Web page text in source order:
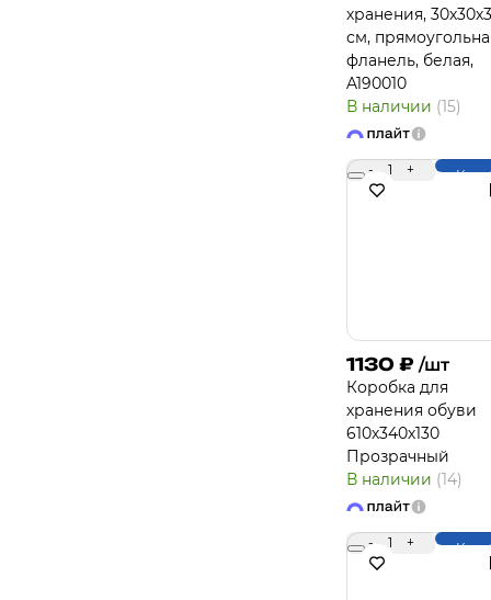
хранения,
см,
фланель, белая,
A190010
В наличии (15)
- 1 +
1130 ₽ /шт
Коробка для
хранения обуви
610х340х130
Прозрачный
В наличии (14)
- 1 +